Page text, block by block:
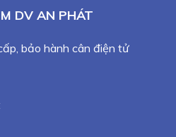
DV AN PHÁT
bảo hành cân điện tử